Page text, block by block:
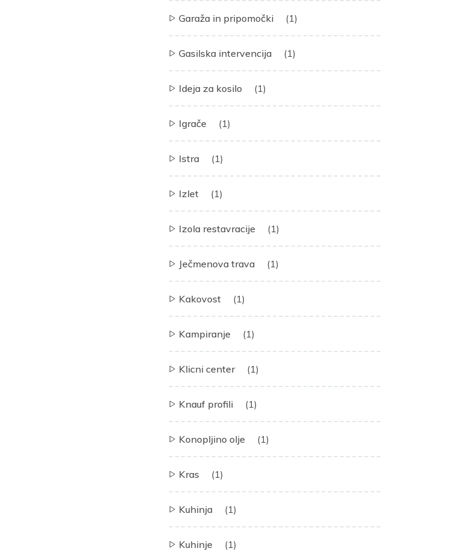
Garaža in pripomočki (1)
Gasilska intervencija (1)
Ideja za kosilo (1)
Igrače (1)
Istra (1)
Izlet (1)
Izola restavracije (1)
Ječmenova trava (1)
Kakovost (1)
Kampiranje (1)
Klicni center (1)
Knauf profili (1)
Konopljino olje (1)
Kras (1)
Kuhinja (1)
Kuhinje (1)